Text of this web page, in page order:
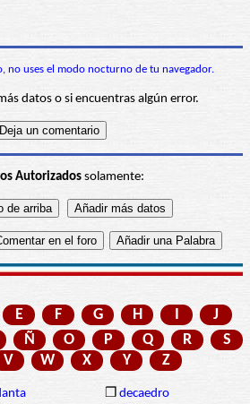
no uses el modo nocturno de tu navegador.
datos o si encuentras algún error.
Autorizadossolamente:
E F G H I
J
Ñ O P Q R
S
V W X Y Z
❒ decaedro